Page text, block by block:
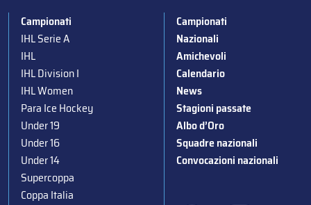
Campionati
IHL Serie A
IHL
IHL Division I
IHL Women
Para Ice Hockey
Under 19
Under 16
Under 14
Supercoppa
Coppa Italia
Campionati
Nazionali
Amichevoli
Calendario
News
Stagioni passate
Albo d’Oro
Squadre nazionali
Convocazioni nazionali